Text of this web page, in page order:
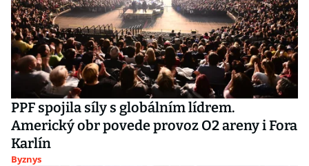
PPF spojila síly s globálním lídrem.
Americký obr povede provoz O2 areny i Fora
Karlín
Byznys